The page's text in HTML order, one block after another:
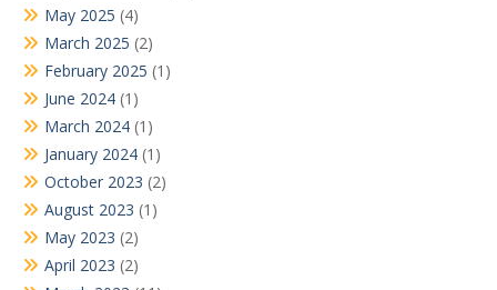
May 2025 (4)
March 2025 (2)
February 2025 (1)
June 2024 (1)
March 2024 (1)
January 2024 (1)
October 2023 (2)
August 2023 (1)
May 2023 (2)
April 2023 (2)